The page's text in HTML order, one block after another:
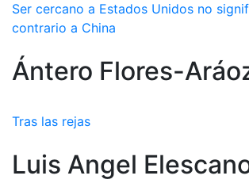
Ser cercano a Estados Unidos no
contrario a China
Ántero Flores-
Tras las rejas
Luis Angel